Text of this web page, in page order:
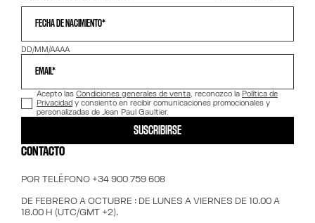
FECHA DE NACIMIENTO*
DD/MM/AAAA
EMAIL*
Acepto las Condiciones generales de venta, reconozco la Política de
Privacidad y consiento en recibir comunicaciones promocionales y
personalizadas de Jean Paul Gaultier.
SUSCRIBIRSE
CONTACTO
POR TELÉFONO +34 900 759 608
DE FEBRERO A OCTUBRE : DE LUNES A VIERNES DE 10.00 A
18.00 H (UTC/GMT +2).